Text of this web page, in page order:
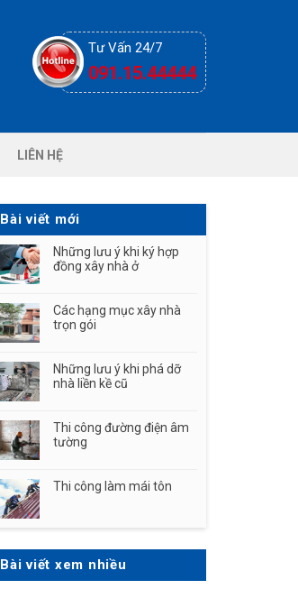
Tư Vấn 24/7
091.15.44444
LIÊN HỆ
Bài viết mới
Những lưu ý khi ký hợp
đồng xây nhà ở
Các hạng mục xây nhà
trọn gói
Những lưu ý khi phá dỡ
nhà liền kề cũ
Thi công đường điện âm
tường
Thi công làm mái tôn
Bài viết xem nhiều